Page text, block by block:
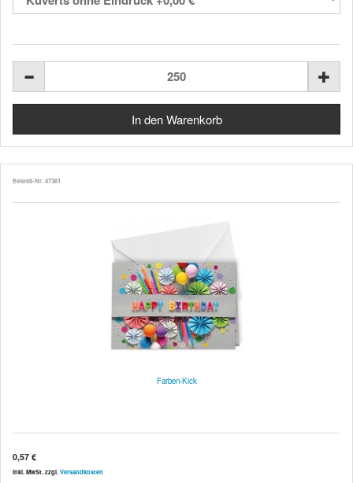
Bestell-Nr. 47381
Farben-Kick
0,57 €
inkl. MwSt. zzgl. Versandkosten